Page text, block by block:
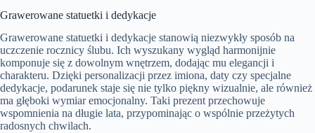
Grawerowane statuetki i dedykacje
Grawerowane statuetki i dedykacje stanowią niezwykły sposób na
uczczenie rocznicy ślubu. Ich wyszukany wygląd harmonijnie
komponuje się z dowolnym wnętrzem, dodając mu elegancji i
charakteru. Dzięki personalizacji przez imiona, daty czy specjalne
dedykacje, podarunek staje się nie tylko piękny wizualnie, ale również
ma głęboki wymiar emocjonalny. Taki prezent przechowuje
wspomnienia na długie lata, przypominając o wspólnie przeżytych
radosnych chwilach.